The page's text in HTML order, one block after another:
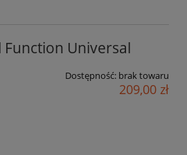
Function Universal
Dostępność: brak towaru
209,00 zł